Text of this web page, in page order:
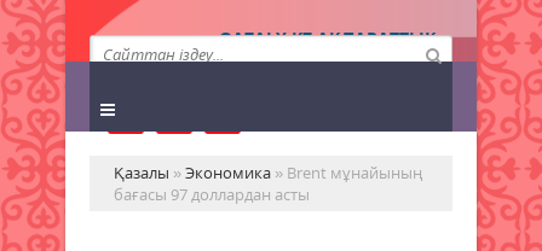
QAZALY.KZ АҚПАРАТТЫҚ
АГЕНТТІГІ
Қазалы »Экономика » Brent мұнайының
бағасы 97 доллардан асты